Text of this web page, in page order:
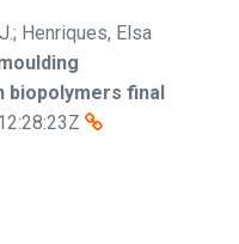
Henriques, Elsa
biopolymers final